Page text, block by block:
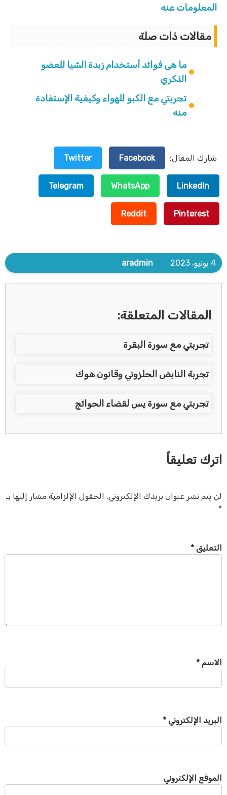
المعلومات عنه
مقالات ذات صلة
ما هى فوائد أستخدام زبدة الشيا للعضو
الذكري
تجربتي مع الكبو للهواء وكيفية الإستفادة
منه
شارك المقال: Facebook
Twitter
LinkedIn
WhatsApp
Telegram
Pinterest
Reddit
4 يونيو، 2023 aradmin
المقالات المتعلقة:
تجربتي مع سورة البقرة
تجربة النابض الحلزوني وقانون هوك
تجربتي مع سورة يس لقضاء الحوائج
اترك تعليقاً
لن يتم نشر عنوان بريدك الإلكتروني.
الحقول الإلزامية مشار إليها بـ
*
التعليق *
الاسم *
البريد الإلكتروني *
الموقع الإلكتروني